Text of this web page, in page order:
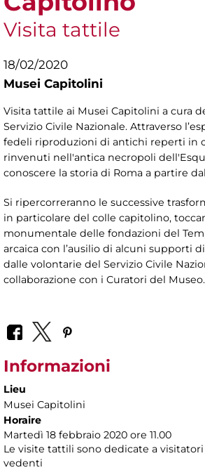
Visita tattile
18/02/2020
Musei Capitolini
Visita tattile ai Musei Capitolini a cura
Servizio Civile Nazionale. Attraverso
fedeli riproduzioni di antichi reperti in
rinvenuti nell'antica necropoli
conoscere la storia di Roma a partire
Si ripercorreranno le successive
in particolare del colle capitolino,
monumentale delle fondazioni del
arcaica con l’ausilio di alcuni supporti
dalle volontarie del Servizio Civile
collaborazione con i Curatori del Museo.
Informazioni
Lieu
Musei Capitolini
Horaire
Martedì 18 febbraio 2020 ore 11.00
Le visite tattili sono dedicate a
vedenti